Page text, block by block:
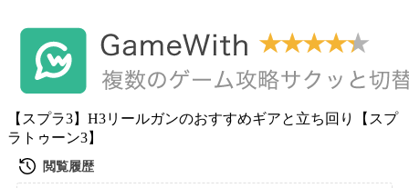
【スプラ3】H3リールガンのおすすめギアと立ち回り【スプ
ラトゥーン3】